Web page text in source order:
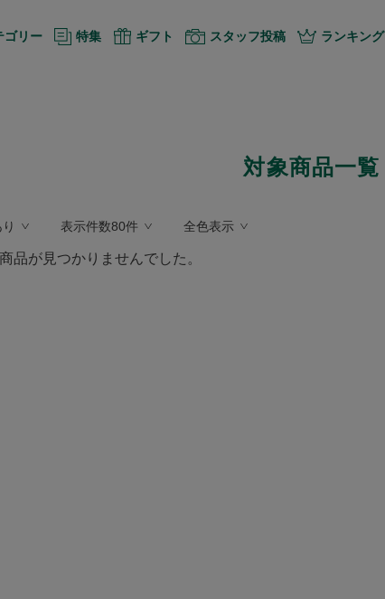
ゴリー 特集 ギフト スタッフ投稿 ランキング
対象商品一覧
表示件数80件 全色表示
品が見つかりませんでした。